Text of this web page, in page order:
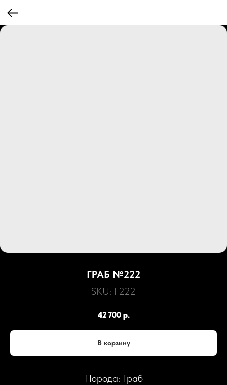
ГРАБ №222
SKU: Г222
42 700 р.
В корзину
Порода: Граб